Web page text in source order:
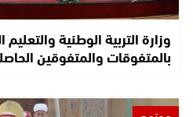
وزارة التربية الوطنية
بالمتفوقات والمتفوقين